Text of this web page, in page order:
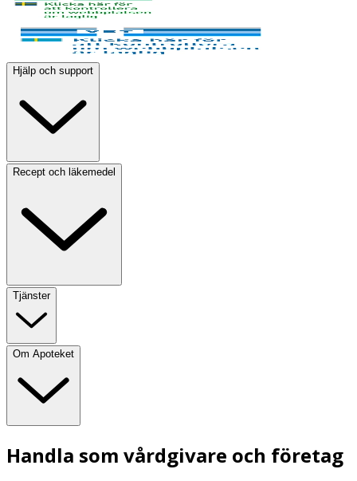
Hjälp och support
Recept och läkemedel
Tjänster
Om Apoteket
Handla som vårdgivare och företag